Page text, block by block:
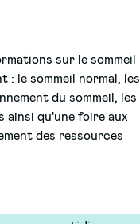
sur le sommeil
: le sommeil normal, les
du sommeil, les
ainsi qu'une foire aux
des ressources